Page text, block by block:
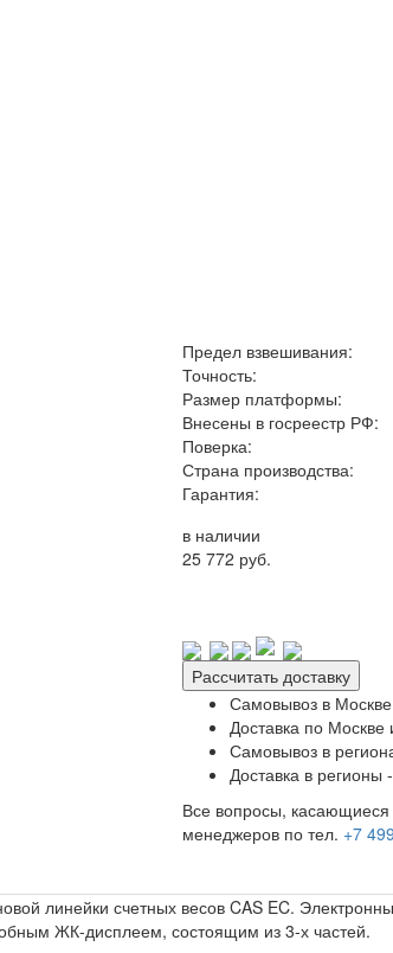
Предел взвешивания:
Точность:
Размер платформы:
Внесены в госреестр РФ:
Поверка:
Страна производства:
Гарантия:
в наличии
25 772 руб.
Рассчитать доставку
Самовывоз в
Доставка по
Самовывоз в
Доставка в регионы
Все вопросы,
менеджеров по тел. +7
линейки счетных весов CAS EC.
ЖК-дисплеем, состоящим из 3-х частей.